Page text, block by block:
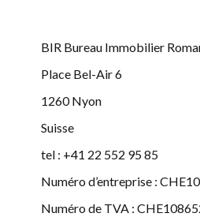
BIR Bureau Immobilier
Place Bel-Air 6
1260 Nyon
Suisse
tel : +41 22 552 95 85
Numéro d’entreprise :
Numéro de TVA :